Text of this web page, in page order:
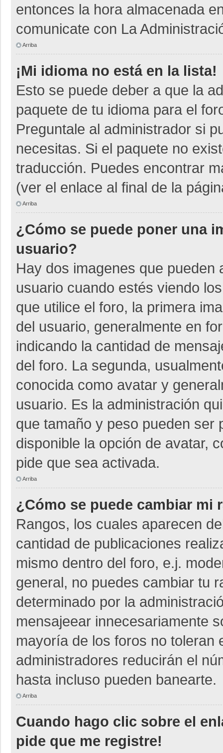
entonces la hora almacenada
comunicate con La
Arriba
¡Mi idioma no está en la lista!
Esto se puede deber a que la
paquete de tu idioma para el
Preguntale al administrador si
necesitas. Si el paquete no
traducción. Puedes encontrar
(ver el enlace al final de la
Arriba
¿Cómo se puede poner una
usuario?
Hay dos imagenes que
usuario cuando estés viendo
que utilice el foro, la primera
del usuario, generalmente en
indicando la cantidad de
del foro. La segunda,
conocida como avatar y
usuario. Es la administración
que tamaño y peso pueden ser
disponible la opción de avatar,
pide que sea activada.
Arriba
¿Cómo se puede cambiar mi
Rangos, los cuales aparecen
cantidad de publicaciones
mismo dentro del foro, e.j.
general, no puedes cambiar tu
determinado por la
mensajeear innecesariamente
mayoría de los foros no toleran
administradores reducirán el
hasta incluso pueden banearte.
Arriba
Cuando hago clic sobre el
pide que me registre!